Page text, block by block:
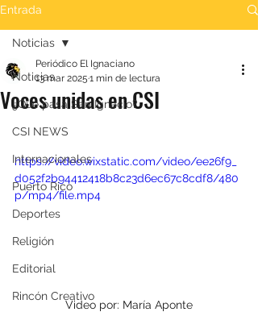
Entrada
Noticias
¿Qué pasa San Ignacio?
CSI NEWS
Internacionales
Puerto Rico
Deportes
Religión
Editorial
Rincón Creativo
Noticias
Voces unidas en CSI
Periódico El Ignaciano
13 mar 2025 1 min de lectura
https://video.wixstatic.com/video/ee26f9_
d052f2b94412418b8c23d6ec67c8cdf8/480
p/mp4/file.mp4
Video por: María Aponte